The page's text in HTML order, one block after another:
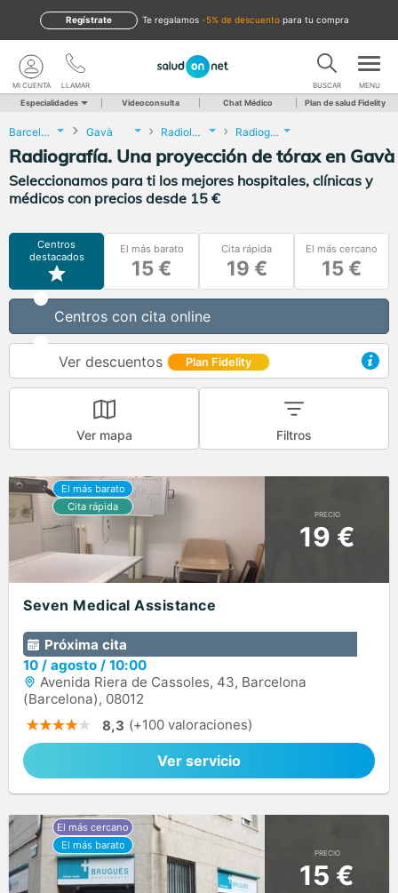
te regalamos -5% de descuento para tu compra
Regístrate
LLAMAR
MI CUENTA BUSCAR MENU
Especialidades Videoconsulta Chat Médico Plan de salud Fidelity
Barcelona Gavà Radiología Radiografía. Una proyección de tórax
Radiografía. Una proyección de tórax en Gavà
Seleccionamos para ti los mejores hospitales, clínicas y
médicos con precios desde 15 €
Centros
destacados
El más barato
15 €
Cita rápida
19 €
El más cercano
15 €
Centros con cita online
Ver descuentos Plan Fidelity
Ver mapa Filtros
PRECIO
19 €
Seven Medical Assistance
Próxima cita
10 / agosto / 10:00
Avenida Riera de Cassoles, 43, Barcelona
(Barcelona), 08012
8,3 (+100 valoraciones)
Ver servicio
PRECIO
15 €